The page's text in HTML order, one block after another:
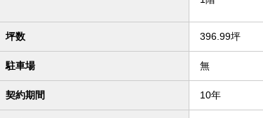
坪数 396.99坪
駐車場 無
契約期間 10年